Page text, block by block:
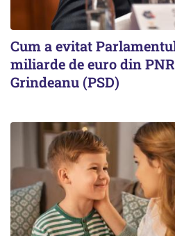
Cum a evitat
miliarde de euro din
Grindeanu (PSD)